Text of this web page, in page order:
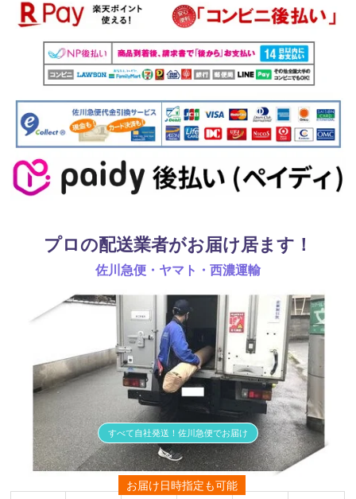
プロの配送業者がお届け居ます！
佐川急便・ヤマト・西濃運輸
すべて自社発送！佐川急便でお届け
お届け日時指定も可能